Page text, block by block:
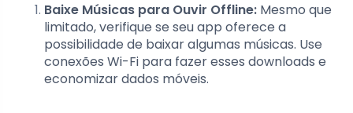
Baixe Músicas para Ouvir Offline: Mesmo que
limitado, verifique se seu app oferece a
possibilidade de baixar algumas músicas. Use
conexões Wi-Fi para fazer esses downloads e
economizar dados móveis.